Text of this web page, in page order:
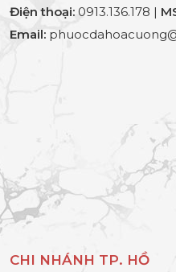
Điện thoại: 0913.136.178 |
Email:
CHI NHÁNH TP. HỒ